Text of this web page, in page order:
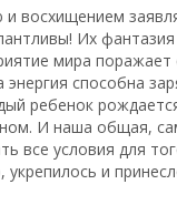
восхищением
Их фантазия
мира поражает
энергия способна
ребенок
И наша общая,
все условия для
укрепилось и